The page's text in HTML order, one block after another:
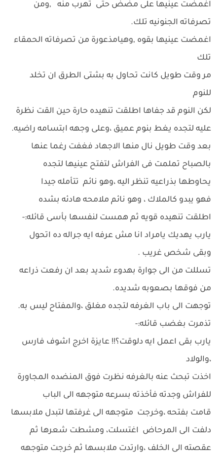
اغمضت عينيها على مضض حتى تهرب منه ,ومن
تصرفاته الجنونيه تلك.
اغمضت عينيها بقوه ,وهيامذعورة من تصرفاته الحمقاء
تلك
مر وقت طويل كانت تحاول به بشتى الطرق ان تخلد
للنوم
لكن النوم قد جفاها اطلقت تنهيده حارة حين القت نظرة
عليه لتجده يغط بنوم عميق ،وعلى وجهه ابتسامه راضيه.
بعد وقت طويل نال منها الاجهاد فغفت رغما عنها
بالصباح تملمت فى الفراش لتفتح عينيها لتجده
يحاوطها بذراعيه تنظر اليه ،وهو نائم تتأمله جيدا
فهو يبدو كالملاك ، وهو نائم ملامحه هادئه بشده
اطلقت تنهيده قويه ثم همست لنفسها بأسى قائله:-
يارب يهديك يامراد انا مش عرفه ايه جراله ده اتحول
وبقى شخص غريب .
تسللت من الى جوارة بهدوء شديد بعد ان رفعت ذراعه
من فوقها بصعوبه شديده.
توجهت الى باب الغرفه لتجده مغلق ،والمفتاح ليس به.
تذمرت بغضب قائله:-
يارب بقى اعمل ايه دلوقت؟!! عايزة اخرج اشوف فارس
،والولاد
اخذت تبحث عنه بالغرفه نظرت فوق المنضده المجاورة
للفراش وجدته فأخذته بسرعه متوجهه الى الباب
قامت بفتحه ،وخرجت متوجهه الى غرفتها لتبدل ملابسها
دلفت الى المرحاض اغتسلت، ومشطت شعرها ثم
عقصته الى الخلف ،وارتدت ملابسها ثم خرجت متوجهه